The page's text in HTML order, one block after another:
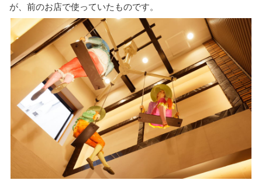
が、前のお店で使っていたものです。